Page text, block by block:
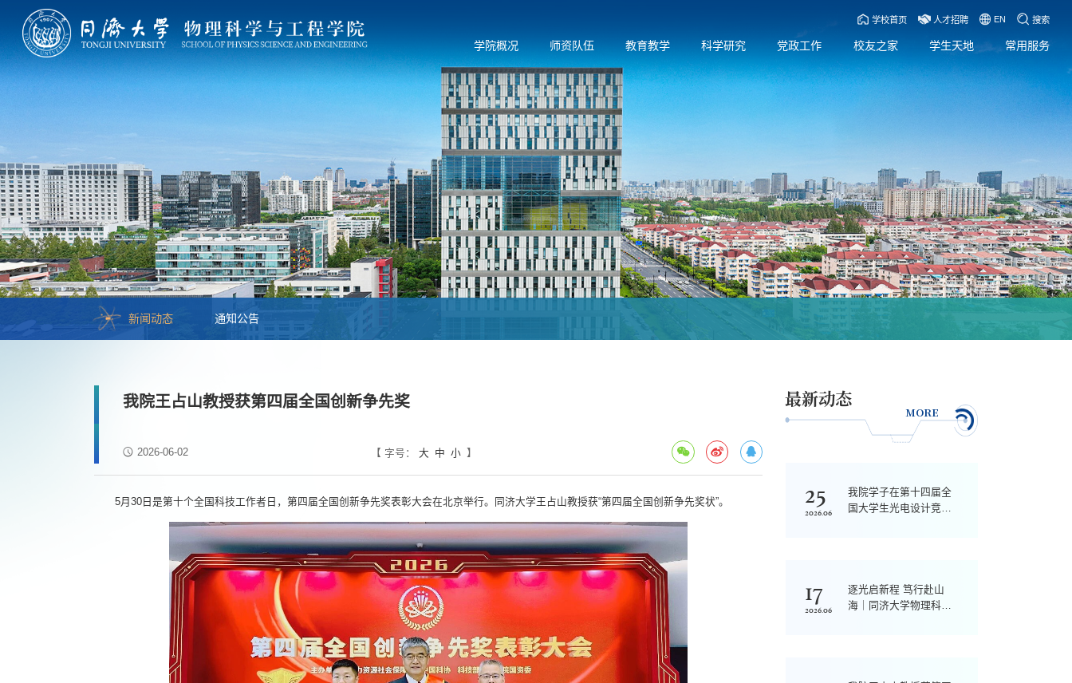
学校首页 人才招聘 EN 搜索
学院概况 师资队伍 教育教学 科学研究 党政工作 校友之家 学生天地 常用服务
新闻动态 通知公告
我院王占山教授获第四届全国创新争先奖
2026-06-02 【 字号： 大 中 小 】
5月30日是第十个全国科技工作者日，第四届全国创新争先奖表彰大会在北京举行。同济大学王占山教授获“第四届全国创新争先奖状”。
最新动态
MORE
25
2026.06
我院学子在第十四届全
国大学生光电设计竞赛
17
2026.06
逐光启新程 笃行赴山
海｜同济大学物理科学